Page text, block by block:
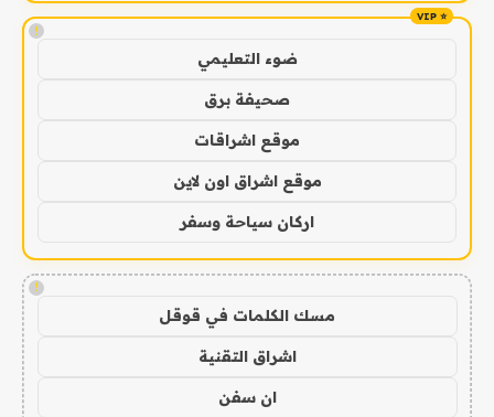
!
ضوء التعليمي
صحيفة برق
موقع اشراقات
موقع اشراق اون لاين
اركان سياحة وسفر
!
مسك الكلمات في قوقل
اشراق التقنية
ان سفن